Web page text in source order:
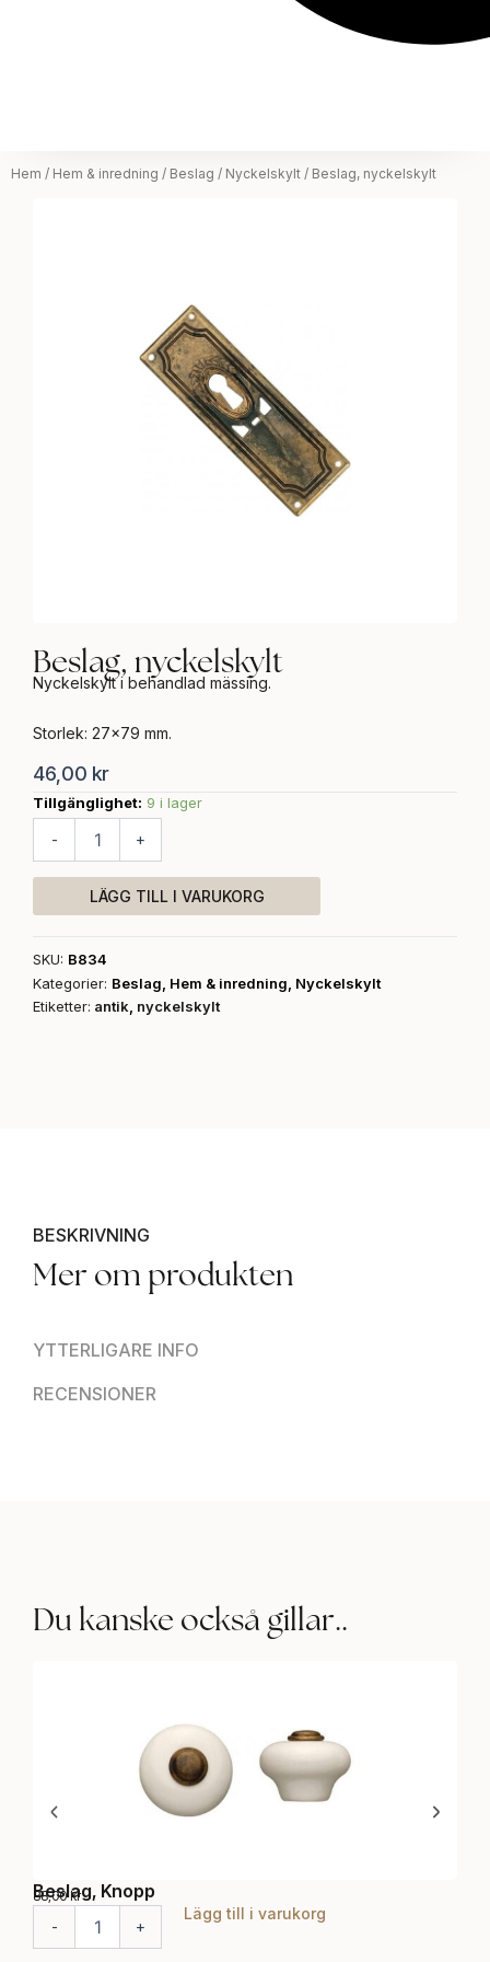
Hem / Hem & inredning / Beslag / Nyckelskylt / Beslag, nyckelskylt
Beslag, nyckelskylt
Nyckelskylt i behandlad mässing.
Storlek: 27×79 mm.
46,00 kr
Tillgänglighet: 9 i lager
-
Beslag,
nyckelskylt
+
LÄGG TILL I VARUKORG
SKU: B834
Kategorier: Beslag, Hem & inredning, Nyckelskylt
Etiketter: antik, nyckelskylt
BESKRIVNING
YTTERLIGARE INFO
RECENSIONER
Mer om produkten
Du kanske också gillar..
Beslag, Knopp
88,00kr
- +
Lägg till i varukorg